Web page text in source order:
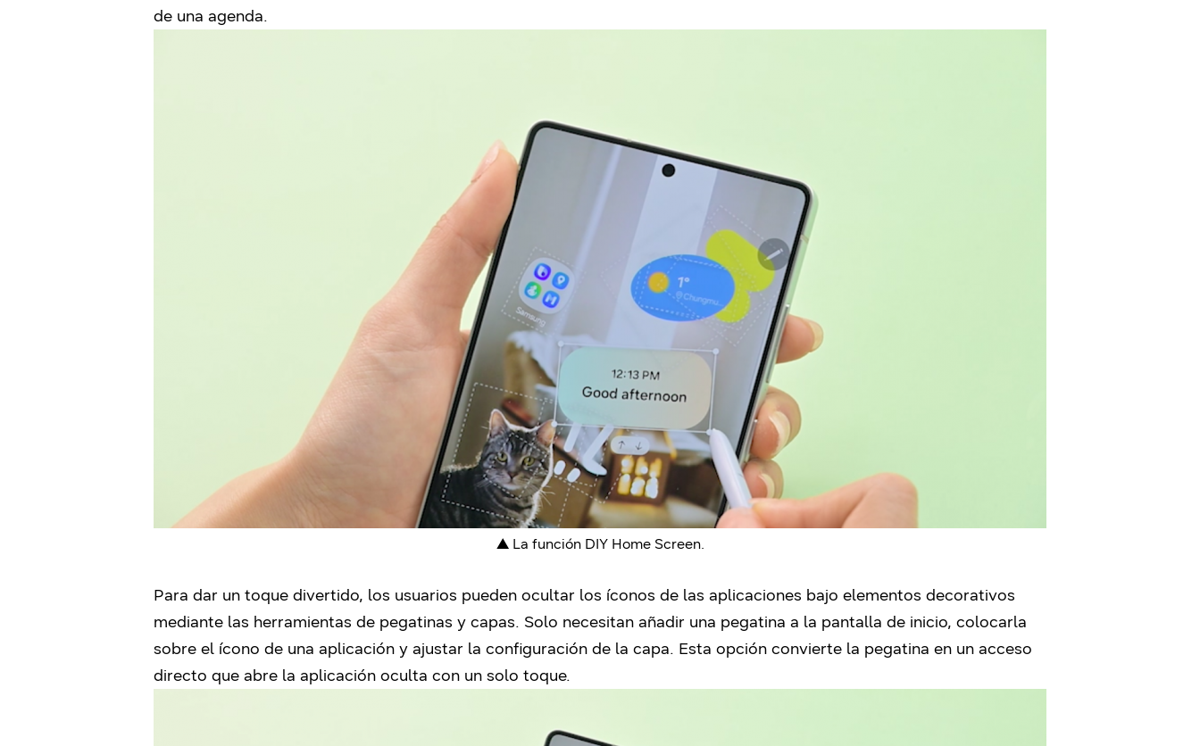
de una agenda.
▲ La función DIY Home Screen.
Para dar un toque divertido, los usuarios pueden ocultar los íconos de las aplicaciones bajo elementos decorativos
mediante las herramientas de pegatinas y capas. Solo necesitan añadir una pegatina a la pantalla de inicio, colocarla
sobre el ícono de una aplicación y ajustar la configuración de la capa. Esta opción convierte la pegatina en un acceso
directo que abre la aplicación oculta con un solo toque.